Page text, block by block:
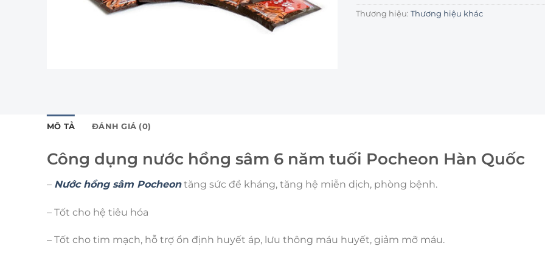
Thương hiệu:Thương hiệu khác
MÔ TẢ ĐÁNH GIÁ (0)
Công dụng nước hồng sâm 6 năm tuối Pocheon Hàn Quốc
– Nước hồng sâm Pocheontăng sức đề kháng, tăng hệ miễn dịch, phòng bệnh.
– Tốt cho hệ tiêu hóa
– Tốt cho tim mạch, hỗ trợ ổn định huyết áp, lưu thông máu huyết, giảm mỡ máu.